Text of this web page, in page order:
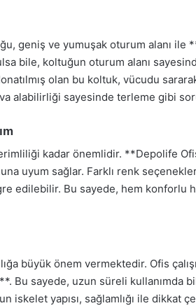
geniş ve yumuşak oturum alanı ile
bile, koltuğun oturum alanı
olan bu koltuk, vücudu
alabilirliği sayesinde terleme gibi
kadar önemlidir. **Depolife
uyum sağlar. Farklı renk
edilebilir. Bu sayede, hem konforlu
büyük önem vermektedir. Ofis
Bu sayede, uzun süreli kullanımda
iskelet yapısı, sağlamlığı ile dikkat